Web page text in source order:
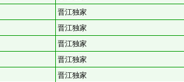
晋江独家
晋江独家
晋江独家
晋江独家
晋江独家